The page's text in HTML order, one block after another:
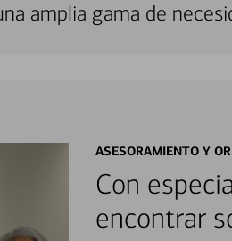
amplia gama de
ASESORAMIENTO Y
Con
encontrar